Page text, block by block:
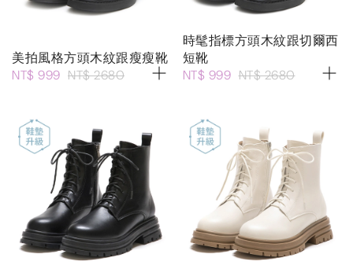
美拍風格方頭木紋跟瘦瘦靴
NT$ 999 NT$ 2680
時髦指標方頭木紋跟切爾西
短靴
NT$ 999 NT$ 2680